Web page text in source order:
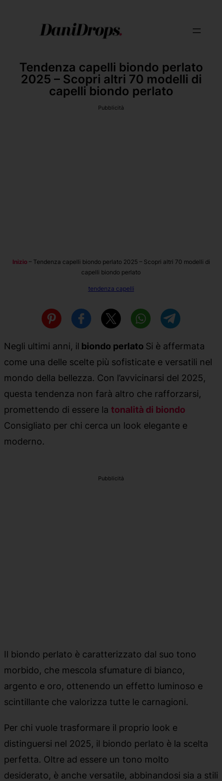
Tendenza capelli biondo perlato
2025 – Scopri altri 70 modelli di
capelli biondo perlato
Pubblicità
Inizio– Tendenza capelli biondo perlato 2025 – Scopri altri 70 modelli di
capelli biondo perlato
tendenza capelli
Negli ultimi anni, il biondo perlato Si è affermata
come una delle scelte più sofisticate e versatili nel
mondo della bellezza. Con l’avvicinarsi del 2025,
questa tendenza non farà altro che rafforzarsi,
promettendo di essere la tonalità di biondo
Consigliato per chi cerca un look elegante e
moderno.
Pubblicità
Il biondo perlato è caratterizzato dal suo tono
morbido, che mescola sfumature di bianco,
argento e oro, ottenendo un effetto luminoso e
scintillante che valorizza tutte le carnagioni.
Per chi vuole trasformare il proprio look e
distinguersi nel 2025, il biondo perlato è la scelta
perfetta. Oltre ad essere un tono molto
desiderato, è anche versatile, abbinandosi sia a stili